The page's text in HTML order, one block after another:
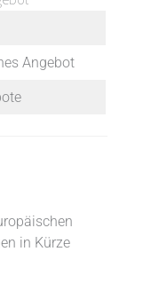
Angebot
in Kürze